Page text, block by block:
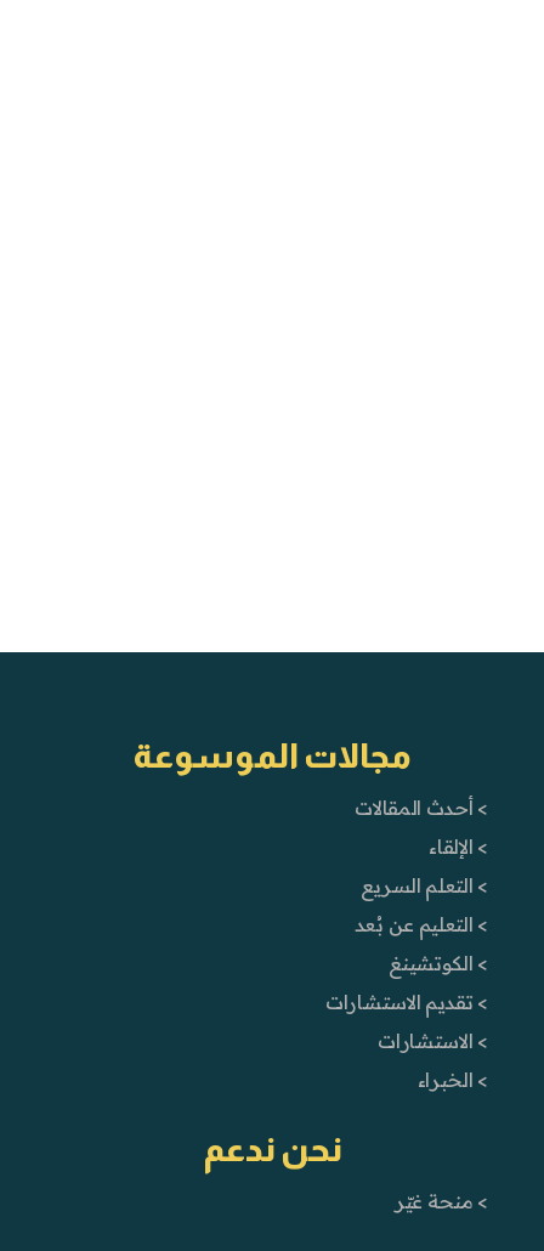
مجالات الموسوعة
> أحدث المقالات
> الإلقاء
> التعلم السريع
> التعليم عن بُعد
> الكوتشينغ
> تقديم الاستشارات
> الاستشارات
> الخبراء
نحن ندعم
> منحة غيّر